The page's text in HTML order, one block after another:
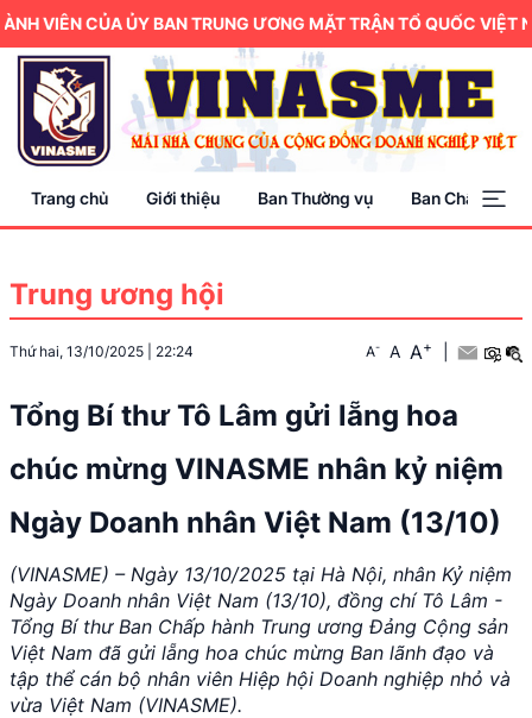
CỦA ỦY BAN TRUNG ƯƠNG MẶT TRẬN TỔ QUỐC VIỆT NAM.
Trang chủ Giới thiệu Ban Thường vụ Ban Chấp hành
Trung ương hội
Thứ hai, 13/10/2025 22:24 A- A A+
Tổng Bí thư Tô Lâm gửi lẵng hoa
chúc mừng VINASME nhân kỷ niệm
Ngày Doanh nhân Việt Nam (13/10)
(VINASME) – Ngày 13/10/2025 tại Hà Nội, nhân Kỷ niệm
Ngày Doanh nhân Việt Nam (13/10), đồng chí Tô Lâm -
Tổng Bí thư Ban Chấp hành Trung ương Đảng Cộng sản
Việt Nam đã gửi lẵng hoa chúc mừng Ban lãnh đạo và
tập thể cán bộ nhân viên Hiệp hội Doanh nghiệp nhỏ và
vừa Việt Nam (VINASME).